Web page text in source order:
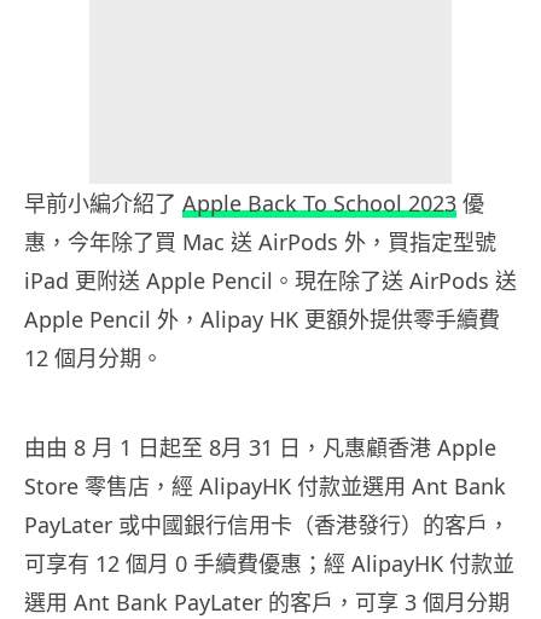
早前小編介紹了 Apple Back To School 2023 優
惠，今年除了買 Mac 送 AirPods 外，買指定型號
iPad 更附送 Apple Pencil。現在除了送 AirPods 送
Apple Pencil 外，Alipay HK 更額外提供零手續費
12 個月分期。
由由 8 月 1 日起至 8月 31 日，凡惠顧香港 Apple
Store 零售店，經 AlipayHK 付款並選用 Ant Bank
PayLater 或中國銀行信用卡（香港發行）的客戶，
可享有 12 個月 0 手續費優惠；經 AlipayHK 付款並
選用 Ant Bank PayLater 的客戶，可享 3 個月分期